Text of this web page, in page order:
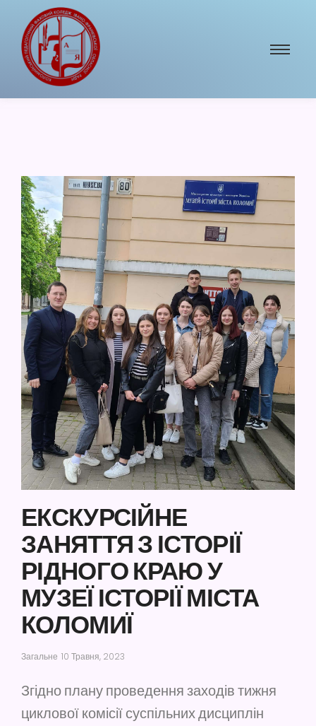
ЕКСКУРСІЙНЕ
ЗАНЯТТЯ З ІСТОРІЇ
РІДНОГО КРАЮ У
МУЗЕЇ ІСТОРІЇ МІСТА
КОЛОМИЇ
Загальне 10 Травня, 2023
Згідно плану проведення заходів тижня
циклової комісії суспільних дисциплін